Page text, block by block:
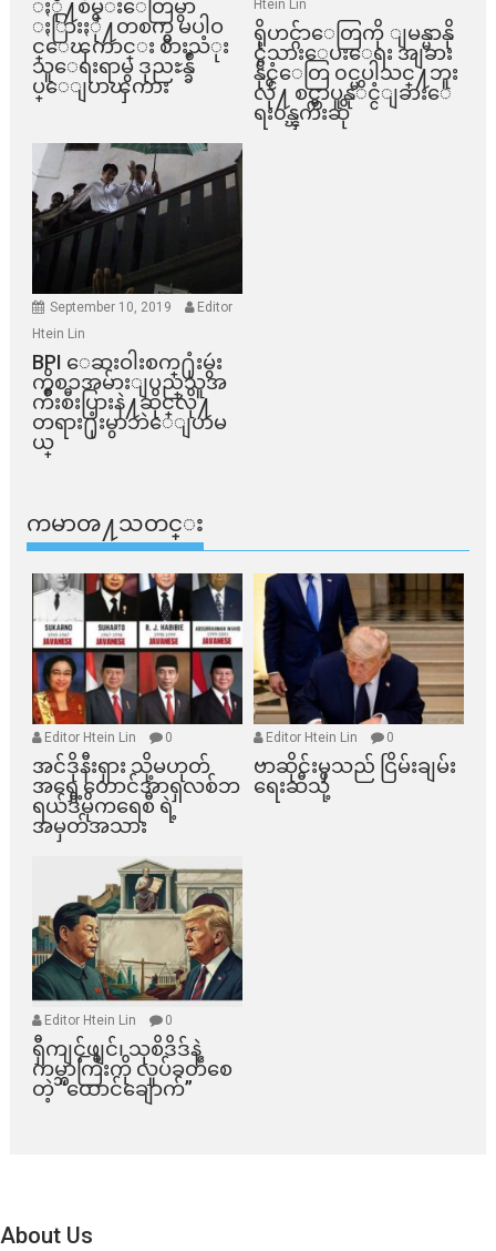
ႏို႔စိမ္းေတြမွာ
ႏြားႏို႔တစက္မွ မပါဝ
င္ေၾကာင္း စားသံုး
သူေရးရာမွ ဒုညႊန္ခ်ဳ
ပ္ေျပာၾကား
Htein Lin
ရိုဟင္ဂ်ာေတြကို ျမန္မာနို
င္ငံသားေပးေရး အျခား
နိုင္ငံေတြ ၀င္မပါသင္႔ဘူး
လို႔ စင္ကာပူနုိင္ငံျခားေ
ရး၀န္ၾကီးဆို
September 10, 2019
Editor
Htein Lin
BPI ​ေဆးဝါးစက္​႐ုံးမွဴး
ကိစၥအမ်ားျပည္​သူအ
က်ိဳးစီးပြားနဲ႔ဆိုင္​လို႔
တရား႐ုံးမွာဘဲေျပာမ
ယ္​
ကမာၻ႔သတင္း
Editor Htein Lin 0
အင်ဒိုနီးရှား သို့မဟုတ်
အရှေ့တောင်အာရှလစ်ဘ
ရယ်ဒီမိုကရေစီ ရဲ့
အမှတ်အသား
Editor Htein Lin 0
ဗာဆိုင်းမှသည် ငြိမ်းချမ်း
ရေးဆီသို့
Editor Htein Lin 0
ရှီကျင့်ဖျင်၊ သုစိဒိဒ်နဲ့
ကမ္ဘာကြီးကို လှုပ်ခတ်စေ
တဲ့ “ထောင်ချောက်”
About Us